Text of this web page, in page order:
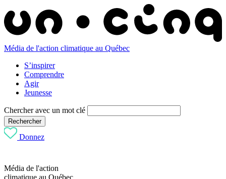
Média de l'action climatique au Québec
S’inspirer
Comprendre
Agir
Jeunesse
Chercher avec un mot clé
Rechercher
Donnez
Média de l'action
climatique au Québec